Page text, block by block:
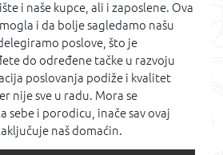
i naše kupce, ali i zaposlene. Ova
i da bolje sagledamo našu
poslove, što je
do određene tačke u razvoju
poslovanja podiže i kvalitet
nije sve u radu. Mora se
sebe i porodicu, inače sav ovaj
naš domaćin.